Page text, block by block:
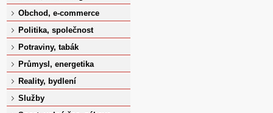
Obchod, e-commerce
Politika, společnost
Potraviny, tabák
Průmysl, energetika
Reality, bydlení
Služby